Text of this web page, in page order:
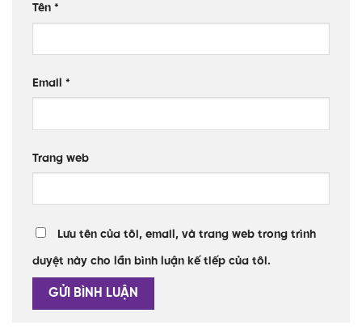
Tên *
Email *
Trang web
Lưu tên của tôi, email, và trang web trong trình
duyệt này cho lần bình luận kế tiếp của tôi.